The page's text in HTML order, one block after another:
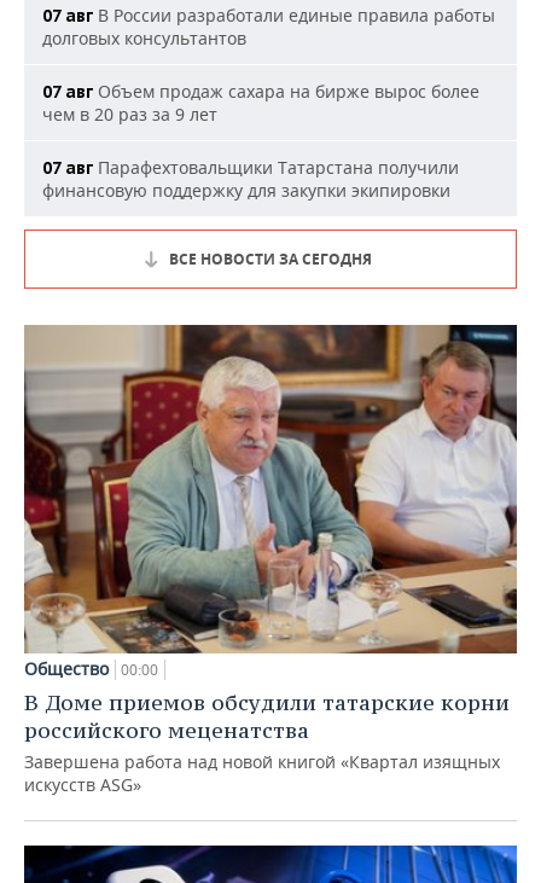
07 авг В России разработали единые правила работы
долговых консультантов
07 авг Объем продаж сахара на бирже вырос более
чем в 20 раз за 9 лет
07 авг Парафехтовальщики Татарстана получили
финансовую поддержку для закупки экипировки
ВСЕ НОВОСТИ ЗА СЕГОДНЯ
Общество 00:00
В Доме приемов обсудили татарские корни
российского меценатства
Завершена работа над новой книгой «Квартал изящных
искусств ASG»